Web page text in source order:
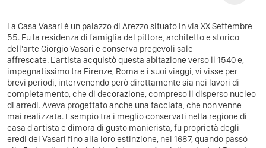
La Casa Vasari è un palazzo di Arezzo situato in via XX Settembre
55. Fu la residenza di famiglia del pittore, architetto e storico
dell'arte Giorgio Vasari e conserva pregevoli sale
affrescate. L'artista acquistò questa abitazione verso il 1540 e,
impegnatissimo tra Firenze, Roma e i suoi viaggi, vi visse per
brevi periodi, intervenendo però direttamente sia nei lavori di
completamento, che di decorazione, compreso il disperso nucleo
di arredi. Aveva progettato anche una facciata, che non venne
mai realizzata. Esempio tra i meglio conservati nella regione di
casa d'artista e dimora di gusto manierista, fu proprietà degli
eredi del Vasari fino alla loro estinzione, nel 1687, quando passò